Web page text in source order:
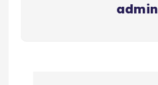
admin